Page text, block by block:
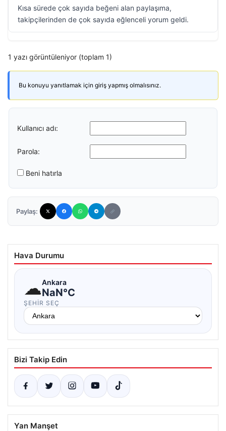
Kısa sürede çok sayıda beğeni alan paylaşıma,
takipçilerinden de çok sayıda eğlenceli yorum geldi.
1 yazı görüntüleniyor (toplam 1)
Bu konuyu yanıtlamak için giriş yapmış olmalısınız.
Kullanıcı adı:
Parola:
Beni hatırla
Paylaş:
Hava Durumu
☁Ankara
NaN°C
ŞEHIR SEÇ
Bizi Takip Edin
Yan Manşet